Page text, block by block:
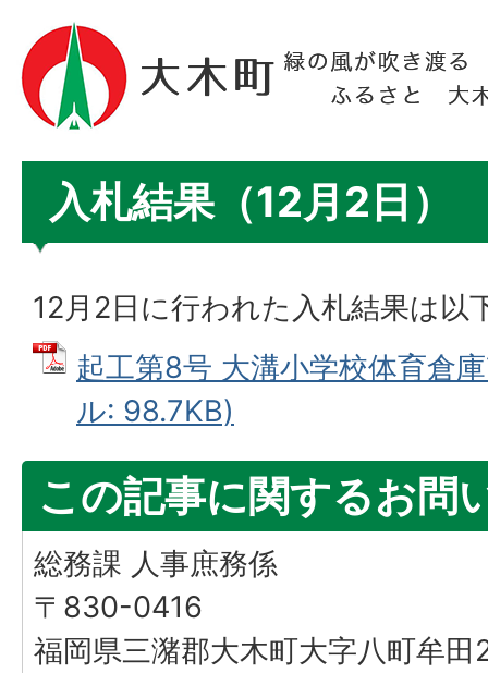
入札結果（12月2日）
12月2日に行われた入札結果は以
起工第8号 大溝小学校体育倉
ル: 98.7KB)
この記事に関するお問
総務課 人事庶務係
〒830-0416
福岡県三潴郡大木町大字八町牟